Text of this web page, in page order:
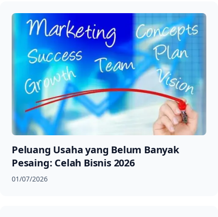
Peluang Usaha yang Belum Banyak
Pesaing: Celah Bisnis 2026
01/07/2026